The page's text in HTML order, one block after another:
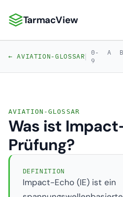
TarmacView:
TarmacView
← AVIATION-GLOSSAR| 0-
9
A B
AVIATION-GLOSSAR
Was ist
Prüfung?
DEFINITION
Impact-Echo (IE) ist ein